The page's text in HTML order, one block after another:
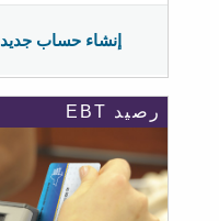
إنشاء حساب جديد
رصيد EBT